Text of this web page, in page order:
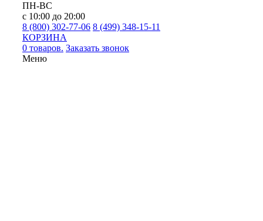
ПН-ВС
с 10:00 до 20:00
8 (800) 302-77-06 8 (499) 348-15-11
КОРЗИНА
0 товаров. Заказать звонок
Меню